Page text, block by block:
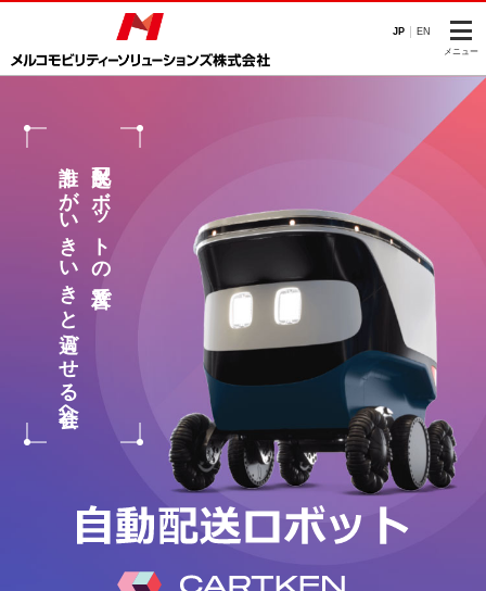
JP EN
メニュー
配送ロボットの普及で
誰もがいきいきと過ごせる社会へ